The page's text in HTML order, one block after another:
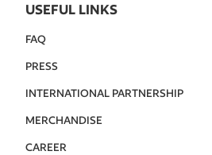
USEFUL LINKS
FAQ
PRESS
INTERNATIONAL PARTNERSHIP
MERCHANDISE
CAREER